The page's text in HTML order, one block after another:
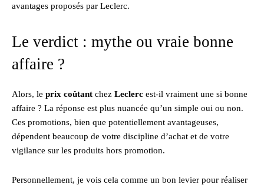
avantages proposés par Leclerc.
Le verdict : mythe ou vraie bonne
affaire ?
Alors, le prix coûtant chez Leclerc est-il vraiment une si bonne
affaire ? La réponse est plus nuancée qu’un simple oui ou non.
Ces promotions, bien que potentiellement avantageuses,
dépendent beaucoup de votre discipline d’achat et de votre
vigilance sur les produits hors promotion.
Personnellement, je vois cela comme un bon levier pour réaliser